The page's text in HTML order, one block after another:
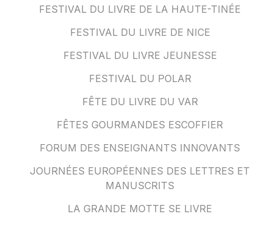
FESTIVAL DU LIVRE DE LA HAUTE-TINÉE
FESTIVAL DU LIVRE DE NICE
FESTIVAL DU LIVRE JEUNESSE
FESTIVAL DU POLAR
FÊTE DU LIVRE DU VAR
FÊTES GOURMANDES ESCOFFIER
FORUM DES ENSEIGNANTS INNOVANTS
JOURNÉES EUROPÉENNES DES LETTRES ET
MANUSCRITS
LA GRANDE MOTTE SE LIVRE